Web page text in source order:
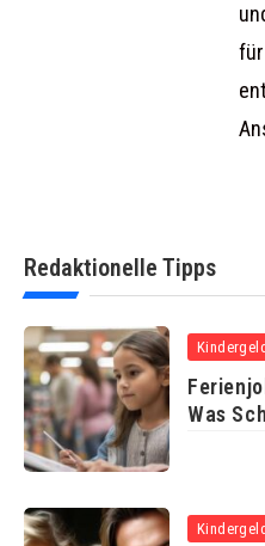
Redaktionelle Tipps
Kindergeld
Was
Kindergeld